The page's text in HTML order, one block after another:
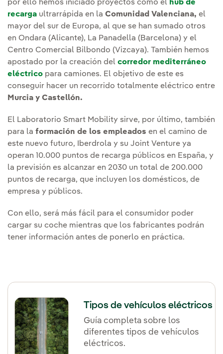
por ello hemos iniciado proyectos como el hub de
recarga ultrarrápida en la Comunidad Valenciana, el
mayor del sur de Europa, al que se han sumado otros
en Ondara (Alicante), La Panadella (Barcelona) y el
Centro Comercial Bilbondo (Vizcaya). También hemos
apostado por la creación del corredor mediterráneo
eléctrico para camiones. El objetivo de este es
conseguir hacer un recorrido totalmente eléctrico entre
Murcia y Castellón.
El Laboratorio Smart Mobility sirve, por último, también
para la formación de los empleados en el camino de
este nuevo futuro, Iberdrola y su Joint Venture ya
operan 10.000 puntos de recarga públicos en España, y
la previsión es alcanzar en 2030 un total de 200.000
puntos de recarga, que incluyen los domésticos, de
empresa y públicos.
Con ello, será más fácil para el consumidor poder
cargar su coche mientras que los fabricantes podrán
tener información antes de ponerlo en práctica.
Tipos de vehículos eléctricos
Guía completa sobre los
diferentes tipos de vehículos
eléctricos.